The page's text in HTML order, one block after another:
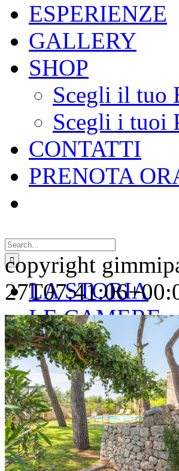
ESPERIENZE
GALLERY
SHOP
Scegli il tuo
Scegli i tuoi
CONTATTI
PRENOTA
for:
LA STORIA
LE CAMERE
GOLD
GREEN
BLUE
RED
ESPERIENZE
copyright